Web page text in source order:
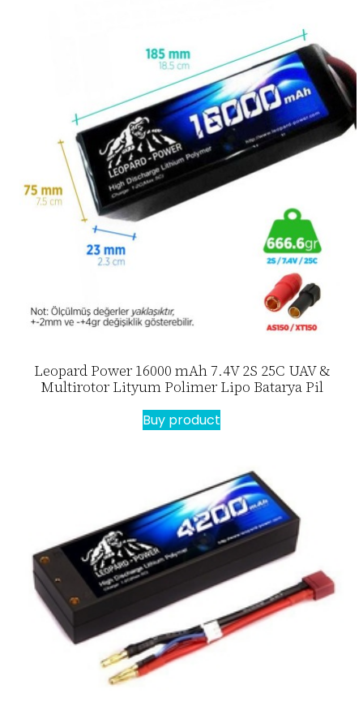
Leopard Power 16000 mAh 7.4V 2S 25C UAV &
Multirotor Lityum Polimer Lipo Batarya Pil
Buy product